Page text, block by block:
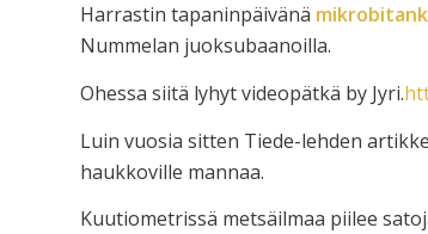
Harrastin tapaninpäivänä
Nummelan juoksubaanoilla.
Ohessa siitä lyhyt videopätkä by Jyri.
Luin vuosia sitten Tiede-lehden
haukkoville mannaa.
Kuutiometrissä metsäilmaa piilee